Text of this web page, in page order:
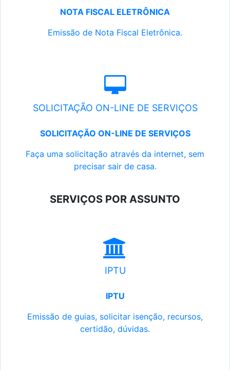
NOTA FISCAL ELETRÔNICA
Emissão de Nota Fiscal Eletrônica.
SOLICITAÇÃO ON-LINE DE SERVIÇOS
SOLICITAÇÃO ON-LINE DE SERVIÇOS
Faça uma solicitação através da internet, sem
precisar sair de casa.
SERVIÇOS POR ASSUNTO
IPTU
IPTU
Emissão de guias, solicitar isenção, recursos,
certidão, dúvidas.